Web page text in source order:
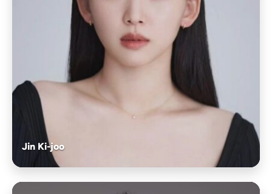
Jin Ki-joo